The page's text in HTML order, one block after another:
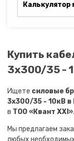
Калькулятор
Купить
3х300/35 -
Ищете силовые
3х300/35 - 10кВ в
в ТОО «Квант XXI».
Мы предлагаем
любых